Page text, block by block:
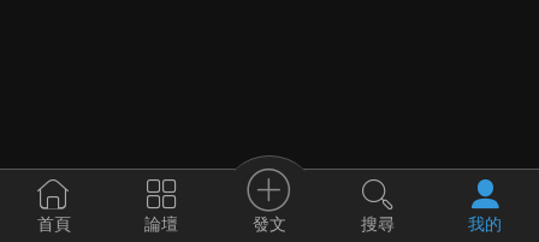
首頁 論壇 發文 搜尋 我的